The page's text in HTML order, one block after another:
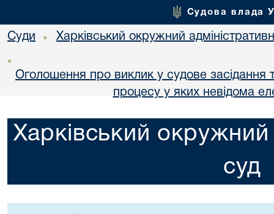
Судова влада
Суди • Харківський окружний
•
Оголошення про виклик у судове засідання
процесу у яких невідома
Харківський окружний
суд